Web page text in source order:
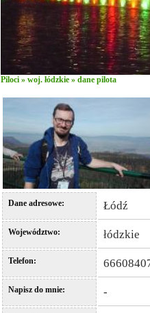
Piloci » woj. łódzkie » dane pilota
Dane adresowe: Łódź
Województwo: łódzkie
Telefon:
Napisz do mnie: -